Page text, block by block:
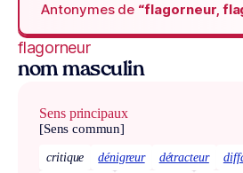
Antonymes de “flagorneur,
flagorneur
nom masculin
Sens principaux
[Sens commun]
critique dénigreur détracteur